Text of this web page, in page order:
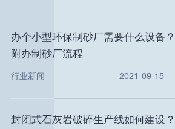
办个小型环保制砂厂需要什么设备？
附办制砂厂流程
行业新闻 2021-09-15
封闭式石灰岩破碎生产线如何建设？